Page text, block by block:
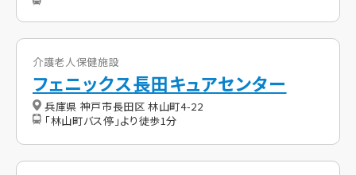
介護老人保健施設
フェニックス長田キュアセンター
兵庫県 神戸市長田区 林山町4-22
「林山町バス停」より徒歩1分